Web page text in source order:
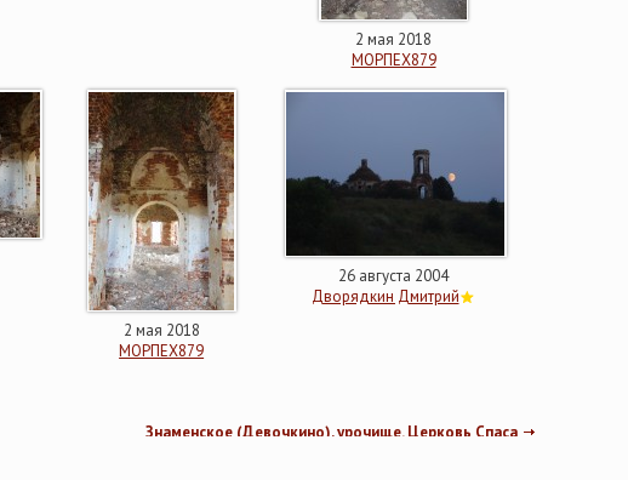
2 мая 2018
МОРПЕХ879
2 мая 2018
МОРПЕХ879
26 августа 2004
Дворядкин Дмитрий
Знаменское (Девочкино), урочище. Церковь Спаса